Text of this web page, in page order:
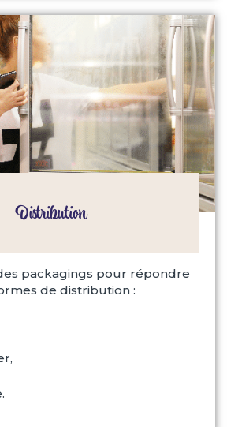
Distribution
packagings pour répondre
de distribution :